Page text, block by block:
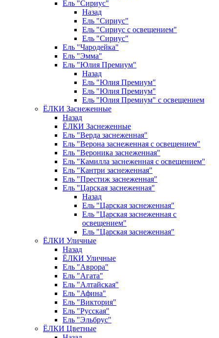
Ель "Сириус"
Назад
Ель "Сириус"
Ель "Сириус с освещением"
Ель "Сириус"
Ель "Чародейка"
Ель "Эмма"
Ель "Юлия Премиум"
Назад
Ель "Юлия Премиум"
Ель "Юлия Премиум"
Ель "Юлия Премиум" с освещением
ЁЛКИ Заснеженные
Назад
ЁЛКИ Заснеженные
Ель "Верда заснеженная"
Ель "Верона заснеженная с освещением"
Ель "Вероника заснеженная"
Ель "Камилла заснеженная с освещением"
Ель "Кантри заснеженная"
Ель "Престиж заснеженная"
Ель "Царская заснеженная"
Назад
Ель "Царская заснеженная"
Ель "Царская заснеженная с
освещением"
Ель "Царская заснеженная"
ЁЛКИ Уличные
Назад
ЁЛКИ Уличные
Ель "Аврора"
Ель "Агата"
Ель "Алтайская"
Ель "Афина"
Ель "Виктория"
Ель "Русская"
Ель "Эльбрус"
ЁЛКИ Цветные